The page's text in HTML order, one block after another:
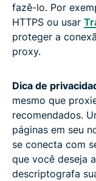
fazê-lo. Por
HTTPS ou usar
proteger a
proxy.
Dica de
mesmo que
recomendados.
páginas em seu
se conecta com
que você deseja
descriptografa